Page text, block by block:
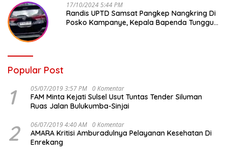
17/10/2024 5:44 PM
Randis UPTD Samsat Pangkep Nangkring Di
Posko Kampanye, Kepala Bapenda Tunggu
Popular Post
1 05/07/2019 3:57 PM 0 Komentar
FAM Minta Kejati Sulsel Usut Tuntas Tender Siluman
Ruas Jalan Bulukumba-Sinjai
2 06/07/2019 4:40 AM 0 Komentar
AMARA Kritisi Amburadulnya Pelayanan Kesehatan Di
Enrekang